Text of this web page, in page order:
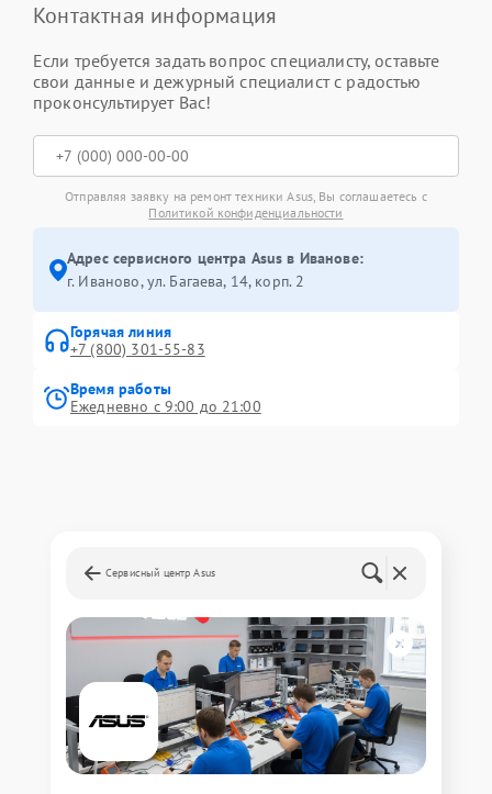
Контактная информация
Если требуется задать вопрос специалисту, оставьте
свои данные и дежурный специалист с радостью
проконсультирует Вас!
Отправляя заявку на ремонт техники Asus, Вы соглашаетесь с
Политикой конфиденциальности
Адрес сервисного центра Asus в Иванове:
г. Иваново, ул. Багаева, 14, корп. 2
Горячая линия
+7 (800) 301-55-83
Время работы
Ежедневно с 9:00 до 21:00
Сервисный центр Asus